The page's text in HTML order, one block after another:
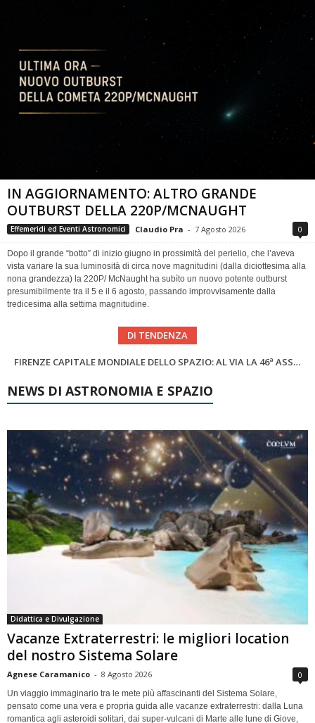
IN AGGIORNAMENTO: ALTRO GRANDE
OUTBURST DELLA 220P/MCNAUGHT
Effemeridi ed Eventi Astronomici Claudio Pra - 7 Agosto 2026 0
Dopo il grande “botto” di inizio giugno in prossimità del perielio, che l’aveva
vista variare la sua luminosità di circa nove magnitudini (dalla diciottesima alla
nona grandezza) la 220P/ McNaught ha subìto un nuovo potente outburst
presumibilmente tra il 5 e il 6 agosto, passando improvvisamente dalla
tredicesima alla settima magnitudine.
DI TENDENZA
Cielo del Mese di Agosto 2026
NEWS DI ASTRONOMIA E SPAZIO
Didattica e Divulgazione
Vacanze Extraterrestri: le migliori location
del nostro Sistema Solare
Agnese Caramanico - 8 Agosto 2026 0
Un viaggio immaginario tra le mete più affascinanti del Sistema Solare,
pensato come una vera e propria guida alle vacanze extraterrestri: dalla Luna
romantica agli asteroidi solitari, dai super-vulcani di Marte alle lune di Giove,